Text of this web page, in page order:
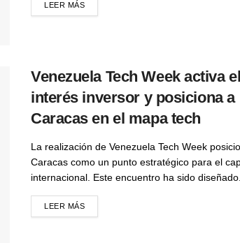
LEER MÁS
Venezuela Tech Week activa el
interés inversor y posiciona a
Caracas en el mapa tech
La realización de Venezuela Tech Week
Caracas como un punto estratégico para el
internacional. Este encuentro ha sido
LEER MÁS